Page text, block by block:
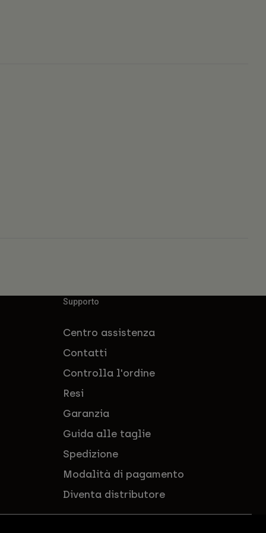
Supporto
Centro assistenza
Contatti
Controlla l'ordine
Resi
Garanzia
Guida alle taglie
Spedizione
Modalità di pagamento
Diventa distributore